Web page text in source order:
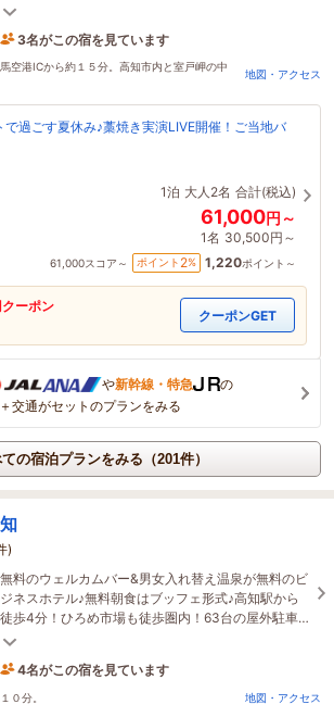
〈別館のみペット宿泊OK／夜須駅無料送迎有〉
3名がこの宿を見ています
7時間前に予約されました
空港ICから約１５分。高知市内と室戸岬の中
地図・アクセス
で過ごす夏休み♪藁焼き実演LIVE開催！ご当地バ
1泊 大人2名 合計(税込)
61,000円～
1名 30,500円～
61,000スコア～ ポイント 2% 1,220ポイント～
クーポン
クーポンGET
や新幹線・特急
の
交通がセットのプランをみる
の宿泊プランをみる（201件）
)
無料のウェルカムバー&男女入れ替え温泉が無料のビ
ジネスホテル♪無料朝食はブッフェ形式♪高知駅から
徒歩4分！ひろめ市場も徒歩圏内！63台の屋外駐車
場(1泊800円)
4名がこの宿を見ています
０分。 地図・アクセス